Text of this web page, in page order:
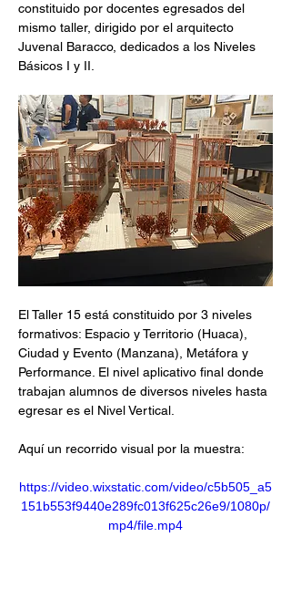
constituido por docentes egresados del
mismo taller, dirigido por el arquitecto
Juvenal Baracco, dedicados a los Niveles
Básicos I y II.
El Taller 15 está constituido por 3 niveles
formativos: Espacio y Territorio (Huaca),
Ciudad y Evento (Manzana), Metáfora y
Performance. El nivel aplicativo final donde
trabajan alumnos de diversos niveles hasta
egresar es el Nivel Vertical.
Aquí un recorrido visual por la muestra:
https://video.wixstatic.com/video/c5b505_a5
151b553f9440e289fc013f625c26e9/1080p/
mp4/file.mp4